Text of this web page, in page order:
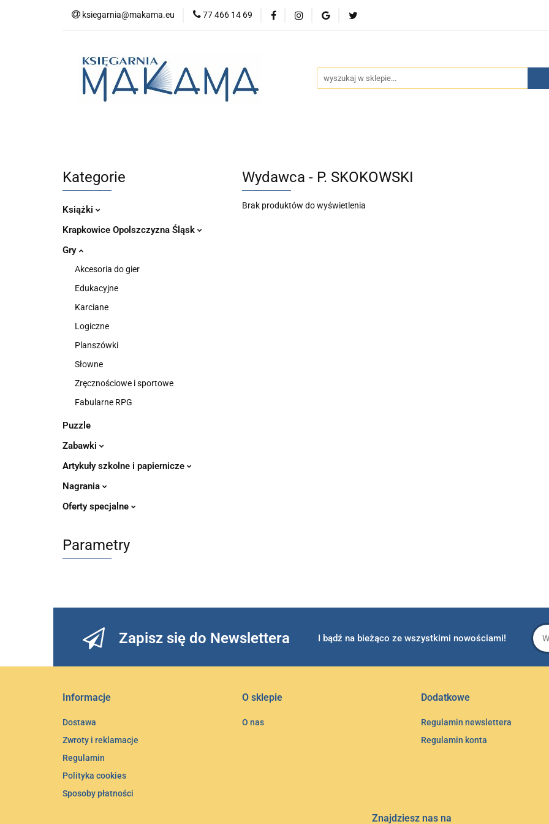
ksiegarnia@makama.eu 77 466 14 69
Kategorie Nowości Bestsellery
Kategorie
Książki
Krapkowice Opolszczyzna Śląsk
Gry
Akcesoria do gier
Edukacyjne
Karciane
Logiczne
Planszówki
Słowne
Zręcznościowe i sportowe
Fabularne RPG
Puzzle
Zabawki
Artykuły szkolne i papiernicze
Nagrania
Oferty specjalne
Parametry
Wydawca - P. SKOKOWSKI
Brak produktów do wyświetlenia
Zapisz się do Newslettera I bądź na bieżąco ze wszystkimi nowościami!
Informacje
Dostawa
Zwroty i reklamacje
Regulamin
Polityka cookies
Sposoby płatności
O sklepie
O nas
Dodatkowe
Regulamin newslettera
Regulamin konta
Znajdziesz nas na